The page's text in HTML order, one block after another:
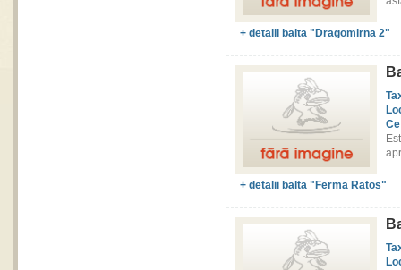
+ detalii balta "Dragomirna 2"
+ detalii balta "Ferma Ratos"